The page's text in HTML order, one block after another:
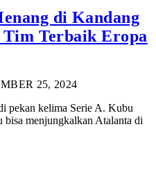
di Kandang
Tim Terbaik Eropa
25, 2024
pekan kelima Serie A. Kubu
bisa menjungkalkan Atalanta di